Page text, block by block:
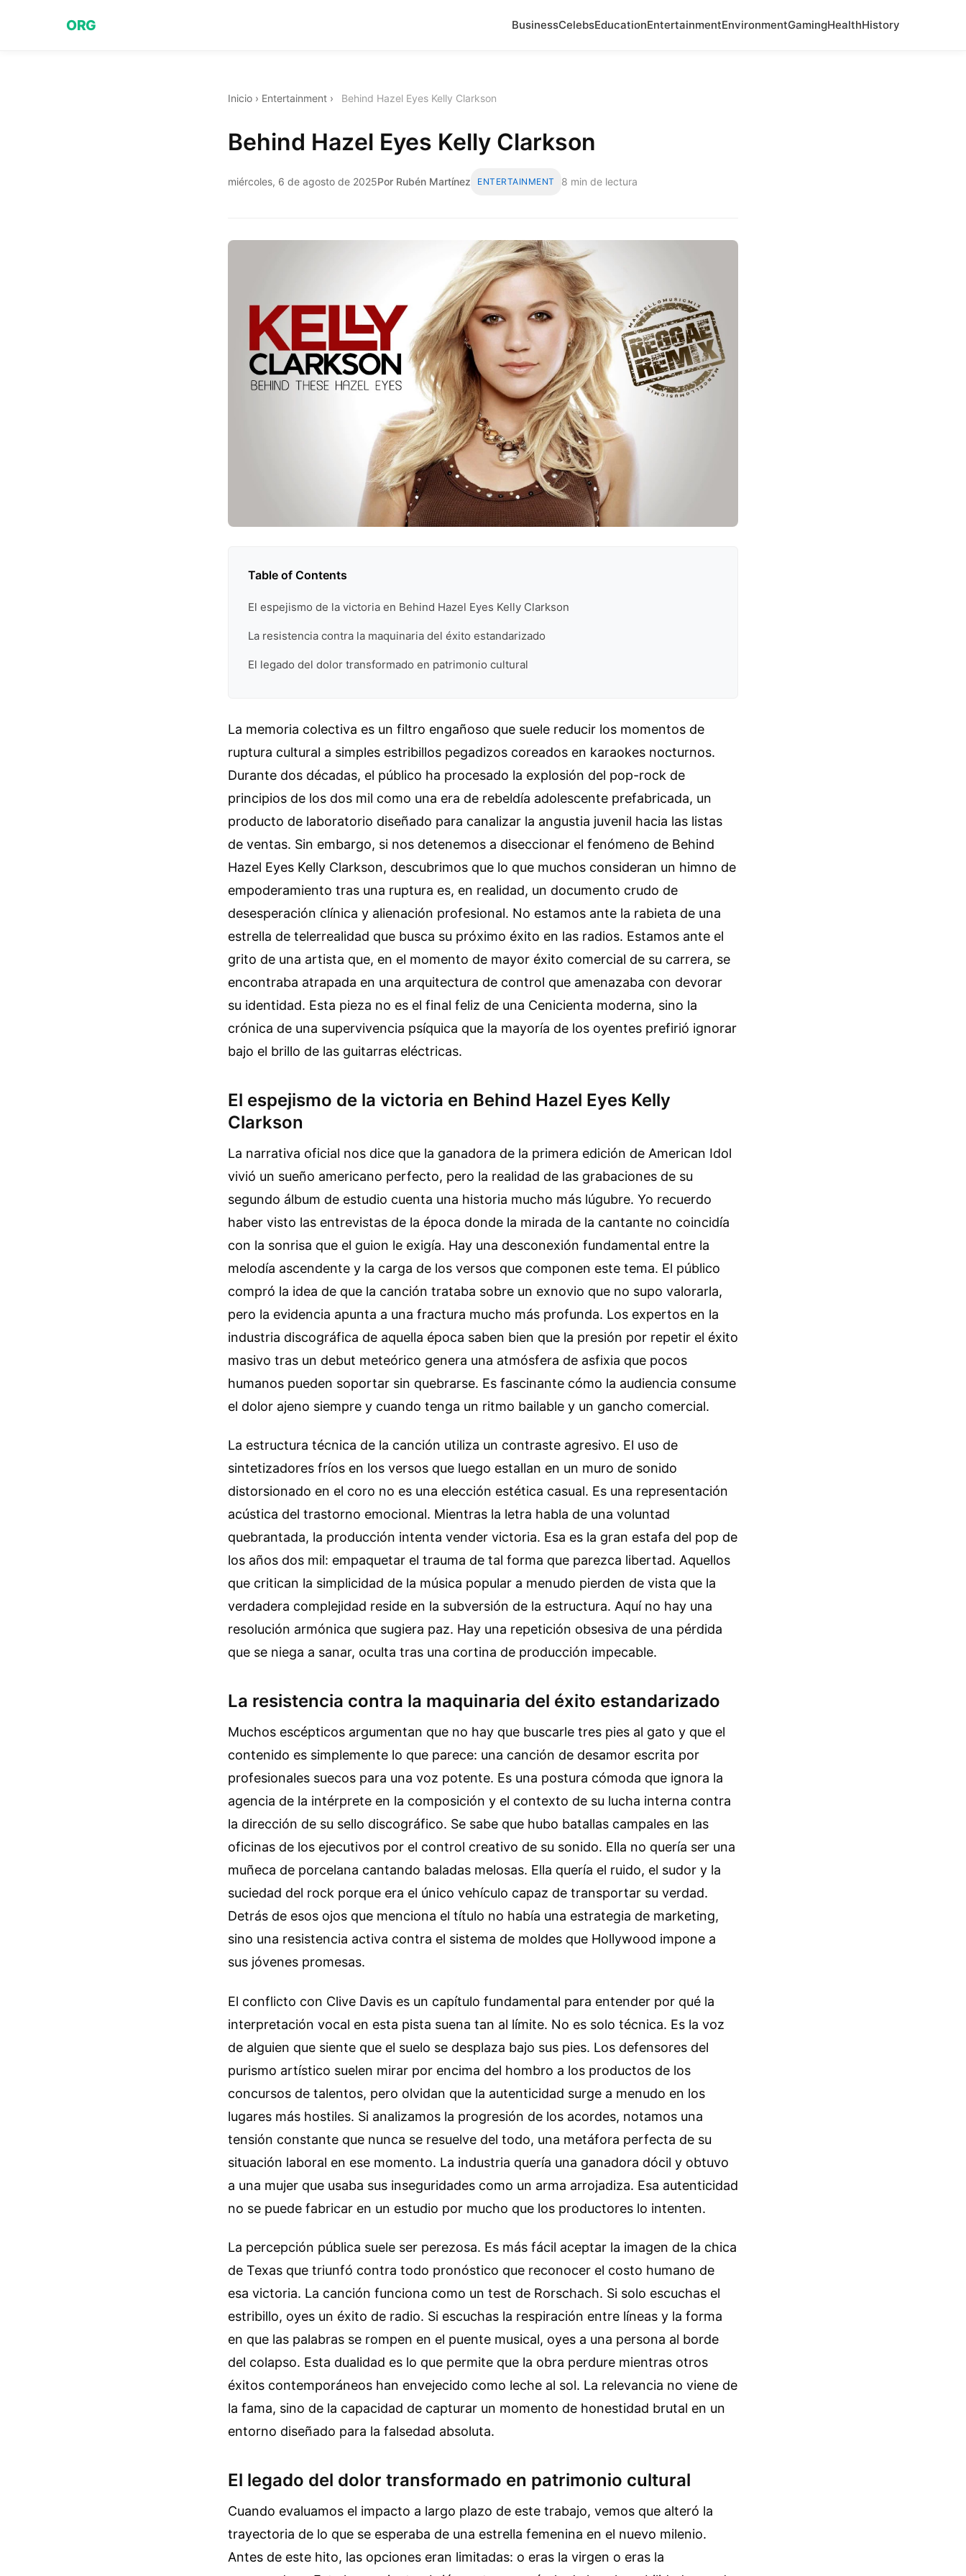
ORG BusinessCelebsEducationEntertainmentEnvironmentGamingHealthHistory
Inicio › Entertainment › Behind Hazel Eyes Kelly Clarkson
Behind Hazel Eyes Kelly Clarkson
miércoles, 6 de agosto de 2025Por Rubén Martínez ENTERTAINMENT 8 min de lectura
Table of Contents
El espejismo de la victoria en Behind Hazel Eyes Kelly Clarkson
La resistencia contra la maquinaria del éxito estandarizado
El legado del dolor transformado en patrimonio cultural
La memoria colectiva es un filtro engañoso que suele reducir los momentos de
ruptura cultural a simples estribillos pegadizos coreados en karaokes nocturnos.
Durante dos décadas, el público ha procesado la explosión del pop-rock de
principios de los dos mil como una era de rebeldía adolescente prefabricada, un
producto de laboratorio diseñado para canalizar la angustia juvenil hacia las listas
de ventas. Sin embargo, si nos detenemos a diseccionar el fenómeno de Behind
Hazel Eyes Kelly Clarkson, descubrimos que lo que muchos consideran un himno de
empoderamiento tras una ruptura es, en realidad, un documento crudo de
desesperación clínica y alienación profesional. No estamos ante la rabieta de una
estrella de telerrealidad que busca su próximo éxito en las radios. Estamos ante el
grito de una artista que, en el momento de mayor éxito comercial de su carrera, se
encontraba atrapada en una arquitectura de control que amenazaba con devorar
su identidad. Esta pieza no es el final feliz de una Cenicienta moderna, sino la
crónica de una supervivencia psíquica que la mayoría de los oyentes prefirió ignorar
bajo el brillo de las guitarras eléctricas.
El espejismo de la victoria en Behind Hazel Eyes Kelly
Clarkson
La narrativa oficial nos dice que la ganadora de la primera edición de American Idol
vivió un sueño americano perfecto, pero la realidad de las grabaciones de su
segundo álbum de estudio cuenta una historia mucho más lúgubre. Yo recuerdo
haber visto las entrevistas de la época donde la mirada de la cantante no coincidía
con la sonrisa que el guion le exigía. Hay una desconexión fundamental entre la
melodía ascendente y la carga de los versos que componen este tema. El público
compró la idea de que la canción trataba sobre un exnovio que no supo valorarla,
pero la evidencia apunta a una fractura mucho más profunda. Los expertos en la
industria discográfica de aquella época saben bien que la presión por repetir el éxito
masivo tras un debut meteórico genera una atmósfera de asfixia que pocos
humanos pueden soportar sin quebrarse. Es fascinante cómo la audiencia consume
el dolor ajeno siempre y cuando tenga un ritmo bailable y un gancho comercial.
La estructura técnica de la canción utiliza un contraste agresivo. El uso de
sintetizadores fríos en los versos que luego estallan en un muro de sonido
distorsionado en el coro no es una elección estética casual. Es una representación
acústica del trastorno emocional. Mientras la letra habla de una voluntad
quebrantada, la producción intenta vender victoria. Esa es la gran estafa del pop de
los años dos mil: empaquetar el trauma de tal forma que parezca libertad. Aquellos
que critican la simplicidad de la música popular a menudo pierden de vista que la
verdadera complejidad reside en la subversión de la estructura. Aquí no hay una
resolución armónica que sugiera paz. Hay una repetición obsesiva de una pérdida
que se niega a sanar, oculta tras una cortina de producción impecable.
La resistencia contra la maquinaria del éxito estandarizado
Muchos escépticos argumentan que no hay que buscarle tres pies al gato y que el
contenido es simplemente lo que parece: una canción de desamor escrita por
profesionales suecos para una voz potente. Es una postura cómoda que ignora la
agencia de la intérprete en la composición y el contexto de su lucha interna contra
la dirección de su sello discográfico. Se sabe que hubo batallas campales en las
oficinas de los ejecutivos por el control creativo de su sonido. Ella no quería ser una
muñeca de porcelana cantando baladas melosas. Ella quería el ruido, el sudor y la
suciedad del rock porque era el único vehículo capaz de transportar su verdad.
Detrás de esos ojos que menciona el título no había una estrategia de marketing,
sino una resistencia activa contra el sistema de moldes que Hollywood impone a
sus jóvenes promesas.
El conflicto con Clive Davis es un capítulo fundamental para entender por qué la
interpretación vocal en esta pista suena tan al límite. No es solo técnica. Es la voz
de alguien que siente que el suelo se desplaza bajo sus pies. Los defensores del
purismo artístico suelen mirar por encima del hombro a los productos de los
concursos de talentos, pero olvidan que la autenticidad surge a menudo en los
lugares más hostiles. Si analizamos la progresión de los acordes, notamos una
tensión constante que nunca se resuelve del todo, una metáfora perfecta de su
situación laboral en ese momento. La industria quería una ganadora dócil y obtuvo
a una mujer que usaba sus inseguridades como un arma arrojadiza. Esa autenticidad
no se puede fabricar en un estudio por mucho que los productores lo intenten.
La percepción pública suele ser perezosa. Es más fácil aceptar la imagen de la chica
de Texas que triunfó contra todo pronóstico que reconocer el costo humano de
esa victoria. La canción funciona como un test de Rorschach. Si solo escuchas el
estribillo, oyes un éxito de radio. Si escuchas la respiración entre líneas y la forma
en que las palabras se rompen en el puente musical, oyes a una persona al borde
del colapso. Esta dualidad es lo que permite que la obra perdure mientras otros
éxitos contemporáneos han envejecido como leche al sol. La relevancia no viene de
la fama, sino de la capacidad de capturar un momento de honestidad brutal en un
entorno diseñado para la falsedad absoluta.
El legado del dolor transformado en patrimonio cultural
Cuando evaluamos el impacto a largo plazo de este trabajo, vemos que alteró la
trayectoria de lo que se esperaba de una estrella femenina en el nuevo milenio.
Antes de este hito, las opciones eran limitadas: o eras la virgen o eras la